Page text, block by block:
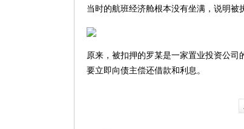
当时的航班经济舱根本没有坐满，说明被
原来，被扣押的罗某是一家置业投资公
要立即向债主偿还借款和利息。